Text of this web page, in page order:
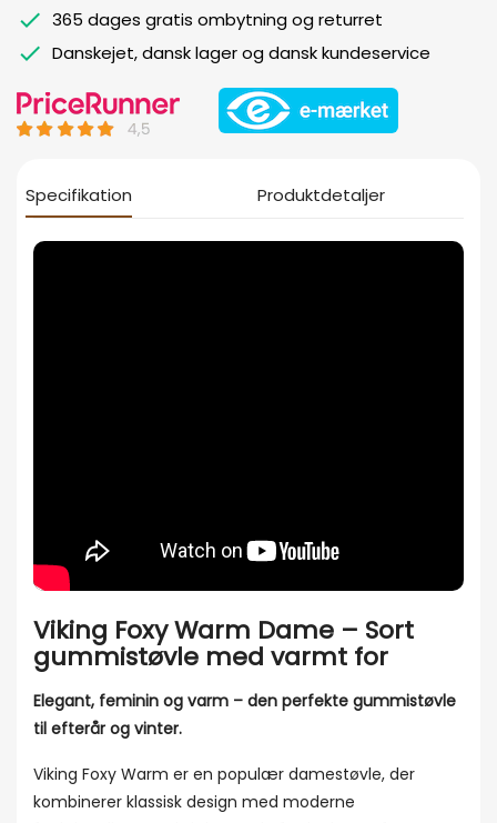
365 dages gratis ombytning og returret
Danskejet, dansk lager og dansk kundeservice
Specifikation Produktdetaljer
Viking Foxy Warm Dame – Sort
gummistøvle med varmt for
Elegant, feminin og varm – den perfekte gummistøvle
til efterår og vinter.
Viking Foxy Warm er en populær damestøvle, der
kombinerer klassisk design med moderne